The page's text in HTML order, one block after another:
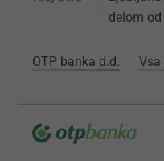
delom
OTP banka d.d. Vsa